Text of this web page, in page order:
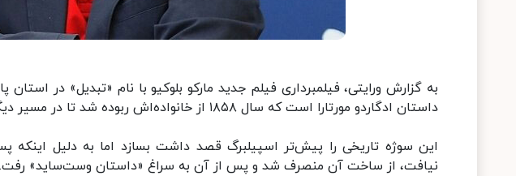
به گزارش ورایتی، فیلمبرداری فیلم جدید مارکو بلوکیو با نام «تبدیل» در استان
داستان ادگاردو مورتارا است که سال ۱۸۵۸ از خانواده‌اش ربوده شد تا در مسیر دیگری بزرگ شود.
این سوژه تاریخی را پیش‌تر اسپیلبرگ قصد داشت بسازد اما به دلیل اینکه
نیافت، از ساخت آن منصرف شد و پس از آن به سراغ «داستان وست‌ساید» رفت.